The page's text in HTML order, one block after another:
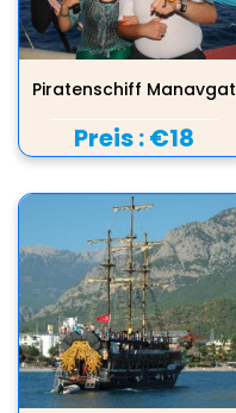
Piratenschiff Manavgat
Preis :€18